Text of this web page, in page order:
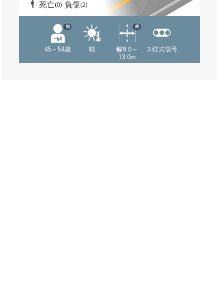
死亡(0) 負傷(2)
45～54歳
他
晴
幅9.0～
13.0m
他
３灯式信号